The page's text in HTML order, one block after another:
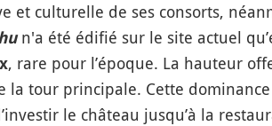
et culturelle de ses consorts,
n'a été édifié sur le site actuel
, rare pour l’époque. La hauteur
la tour principale. Cette
le château jusqu’à la